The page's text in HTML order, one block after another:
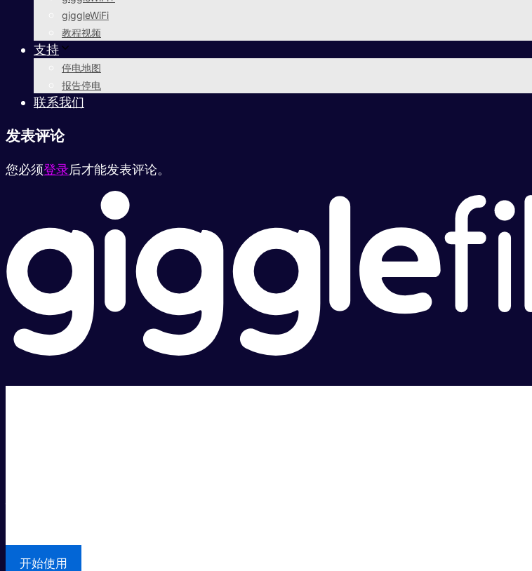
giggleWiFi
教程视频
支持
停电地图
报告停电
联系我们
发表评论
您必须登录后才能发表评论。
开始使用